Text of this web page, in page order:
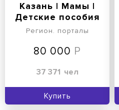
Казань | Мамы |
Детские пособия
Казань | Чат мам
Регион. порталы
80 000
37 371 чел
Купить